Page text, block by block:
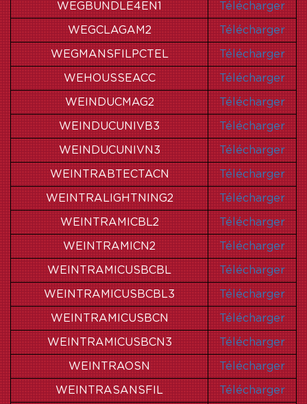
WEGBUNDLE4EN1 Télécharger
WEGCLAGAM2 Télécharger
WEGMANSFILPCTEL Télécharger
WEHOUSSEACC Télécharger
WEINDUCMAG2 Télécharger
WEINDUCUNIVB3 Télécharger
WEINDUCUNIVN3 Télécharger
WEINTRABTECTACN Télécharger
WEINTRALIGHTNING2 Télécharger
WEINTRAMICBL2 Télécharger
WEINTRAMICN2 Télécharger
WEINTRAMICUSBCBL Télécharger
WEINTRAMICUSBCBL3 Télécharger
WEINTRAMICUSBCN Télécharger
WEINTRAMICUSBCN3 Télécharger
WEINTRAOSN Télécharger
WEINTRASANSFIL Télécharger